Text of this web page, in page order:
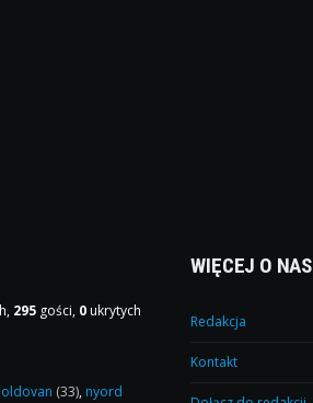
295 gości, 0 ukrytych
(33), nyord
WIĘCEJ O NAS
Redakcja
Kontakt